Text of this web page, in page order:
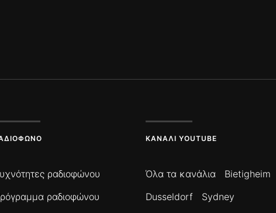
ραδιοφώνου
ραδιοφώνου
ΚΑΝΆΛΙ YOUTUBE
Όλα τα κανάλια
Bietigheim
Dusseldorf
Sydney